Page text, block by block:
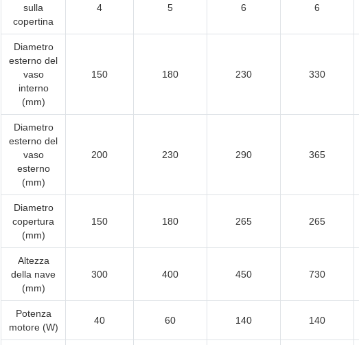
sulla
copertina
4 5 6 6
Diametro
esterno del
vaso
interno
(mm)
150 180 230 330
Diametro
esterno del
vaso
esterno
(mm)
200 230 290 365
Diametro
copertura
(mm)
150 180 265 265
Altezza
della nave
(mm)
300 400 450 730
Potenza
motore (W)
40 60 140 140